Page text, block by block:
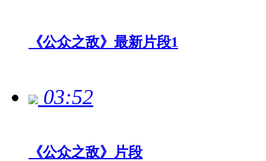
《公众之敌》最新片段1
03:52
《公众之敌》片段